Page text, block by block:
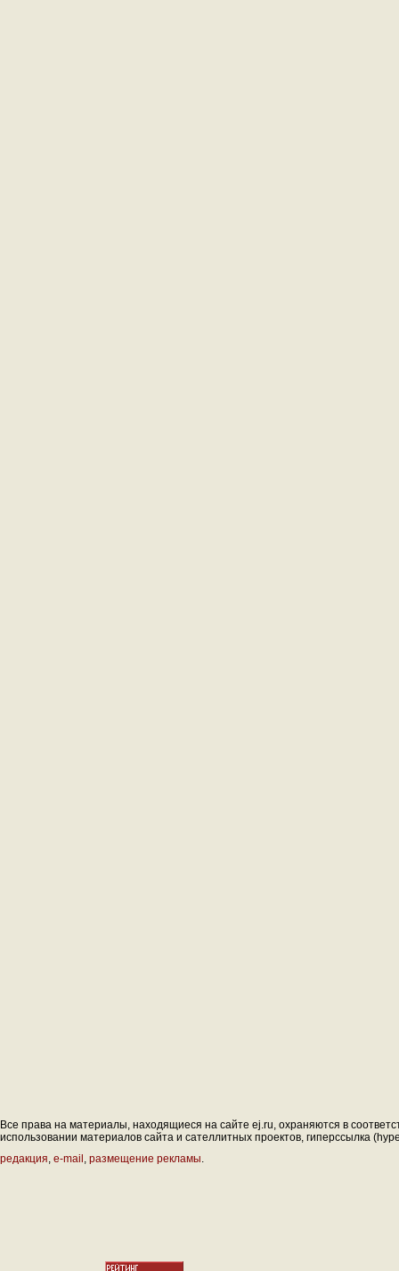
Все права на материалы, находящиеся на сайте ej.ru, охраняются в
использовании материалов сайта и сателлитных проектов, гиперссылка
редакция, e-mail , размещение рекламы.